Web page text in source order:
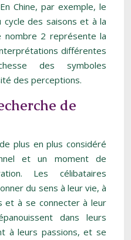
Chine, par exemple, le
des saisons et à la
nombre 2 représente la
différentes
des symboles
des perceptions.
de
plus en plus considéré
et un moment de
Les célibataires
du sens à leur vie, à
et à se connecter à leur
dans leurs
à leurs passions, et se